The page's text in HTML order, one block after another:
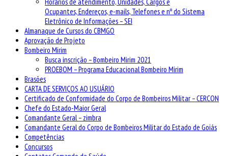
Ocupantes, Endereços, e-mails, Telefones e nº do Sistema
Eletrônico de Informações – SEI
Almanaque de Cursos do CBMGO
Aprovação de Projeto
Bombeiro Mirim
Busca inscrição – Bombeiro Mirim 2021
PROEBOM – Programa Educacional Bombeiro Mirim
Brasões
CARTA DE SERVIÇOS AO USUÁRIO
Certificado de Conformidade do Corpo de Bombeiros Militar – CERCON
Chefe do Estado-Maior Geral
Comandante Geral – zimbra
Comandante Geral do Corpo de Bombeiros Militar do Estado de Goiás
Competências
Concursos